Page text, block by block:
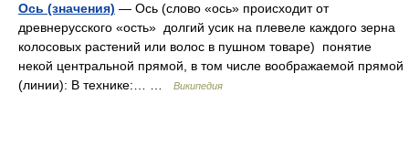
Ось (значения) — Ось (слово «ось» происходит от
древнерусского «ость» долгий усик на плевеле каждого зерна
колосовых растений или волос в пушном товаре) понятие
некой центральной прямой, в том числе воображаемой прямой
(линии): В технике:… …
Википедия